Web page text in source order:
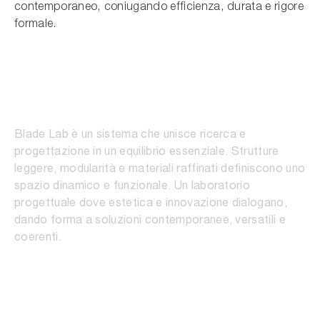
contemporaneo, coniugando efficienza, durata e rigore
formale.
Blade Lab è un sistema che unisce ricerca e
progettazione in un equilibrio essenziale. Strutture
leggere, modularità e materiali raffinati definiscono uno
spazio dinamico e funzionale. Un laboratorio
progettuale dove estetica e innovazione dialogano,
dando forma a soluzioni contemporanee, versatili e
coerenti.